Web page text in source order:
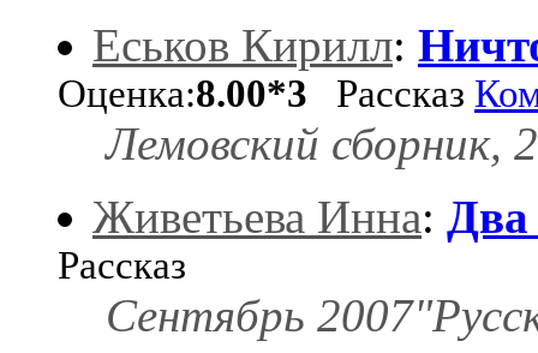
Еськов Кирилл:
Оценка:8.00*3 Рассказ
Лемовский сборник,
Живетьева Инна:
Рассказ
Сентябрь